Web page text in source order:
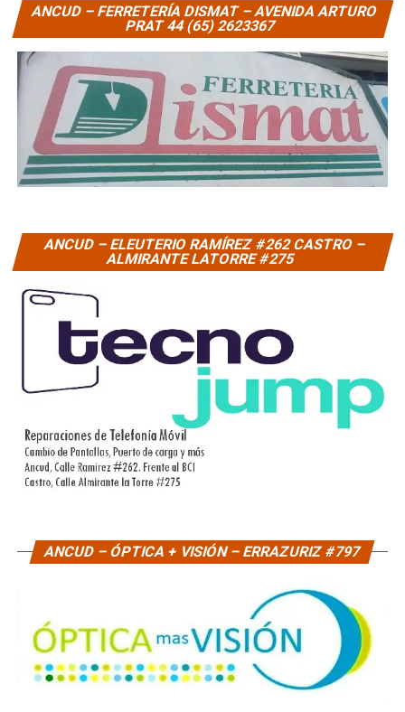
ANCUD – FERRETERÍA DISMAT – AVENIDA ARTURO
PRAT 44 (65) 2623367
ANCUD – ELEUTERIO RAMÍREZ #262 CASTRO –
ALMIRANTE LATORRE #275
ANCUD – ÓPTICA + VISIÓN – ERRAZURIZ #797